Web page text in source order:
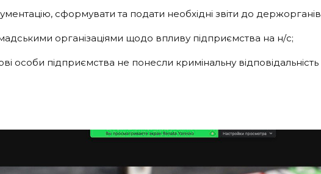
сформувати та подати необхідні звіти до
організаціями щодо впливу підприємства на н/с;
особи підприємства не понесли кримінальну